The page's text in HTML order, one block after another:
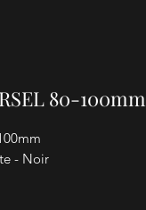
80-100mm
- Noir